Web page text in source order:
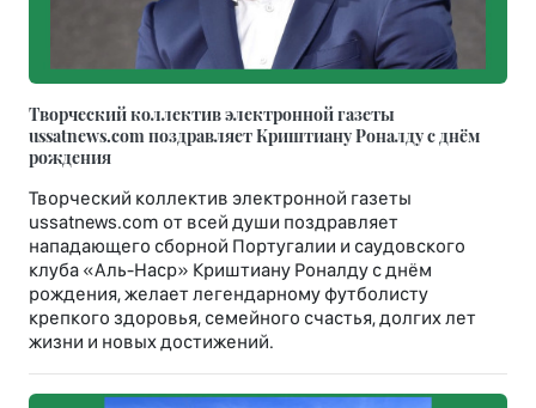
Творческий коллектив электронной газеты
ussatnews.com поздравляет Криштиану Роналду с днём
рождения
Творческий коллектив электронной газеты
ussatnews.com от всей души поздравляет
нападающего сборной Португалии и саудовского
клуба «Аль-Наср» Криштиану Роналду с днём
рождения, желает легендарному футболисту
крепкого здоровья, семейного счастья, долгих лет
жизни и новых достижений.